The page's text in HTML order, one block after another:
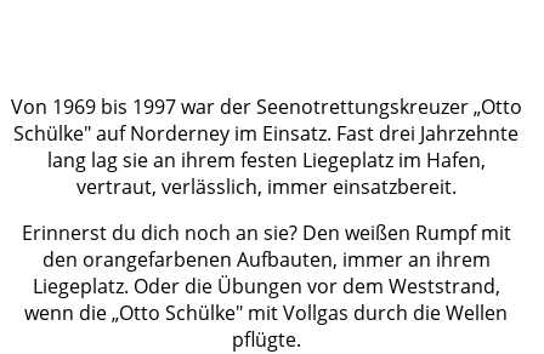
Von 1969 bis 1997 war der Seenotrettungskreuzer „Otto
Schülke" auf Norderney im Einsatz. Fast drei Jahrzehnte
lang lag sie an ihrem festen Liegeplatz im Hafen,
vertraut, verlässlich, immer einsatzbereit.
Erinnerst du dich noch an sie? Den weißen Rumpf mit
den orangefarbenen Aufbauten, immer an ihrem
Liegeplatz. Oder die Übungen vor dem Weststrand,
wenn die „Otto Schülke" mit Vollgas durch die Wellen
pflügte.